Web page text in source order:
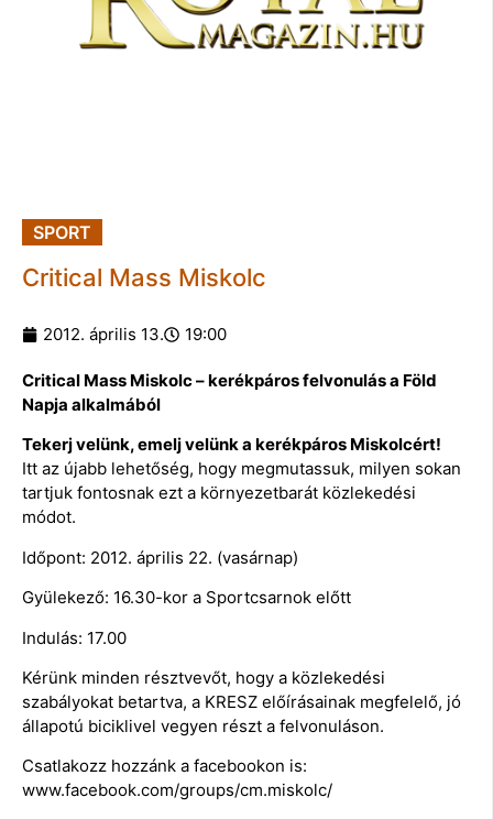
SPORT
Critical Mass Miskolc
2012. április 13. 19:00
Critical Mass Miskolc – kerékpáros felvonulás a Föld
Napja alkalmából
Tekerj velünk, emelj velünk a kerékpáros Miskolcért!
Itt az újabb lehetőség, hogy megmutassuk, milyen sokan
tartjuk fontosnak ezt a környezetbarát közlekedési
módot.
Időpont: 2012. április 22. (vasárnap)
Gyülekező: 16.30-kor a Sportcsarnok előtt
Indulás: 17.00
Kérünk minden résztvevőt, hogy a közlekedési
szabályokat betartva, a KRESZ előírásainak megfelelő, jó
állapotú biciklivel vegyen részt a felvonuláson.
Csatlakozz hozzánk a facebookon is:
www.facebook.com/groups/cm.miskolc/